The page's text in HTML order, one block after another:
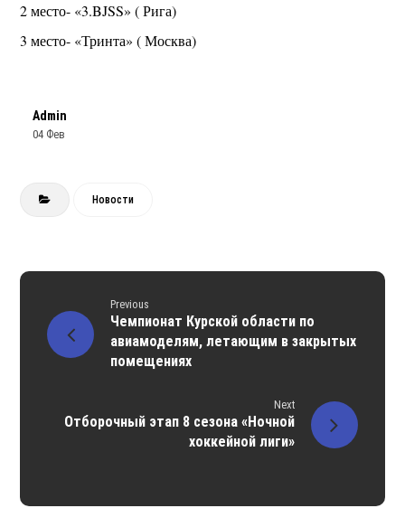
2 место- «3.BJSS» ( Рига)
3 место- «Тринта» ( Москва)
Admin
04 Фев
Новости
Previous
Чемпионат Курской области по
авиамоделям, летающим в закрытых
помещениях
Next
Отборочный этап 8 сезона «Ночной
хоккейной лиги»